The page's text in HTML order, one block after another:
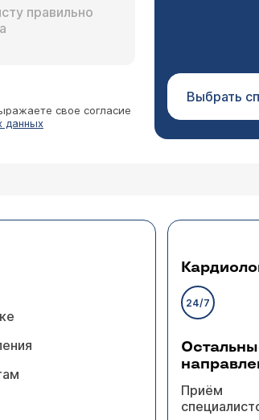
свое согласие
данных
Выбрать
24/7
Приём